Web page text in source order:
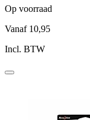
Op voorraad
Vanaf 10,95
Incl. BTW